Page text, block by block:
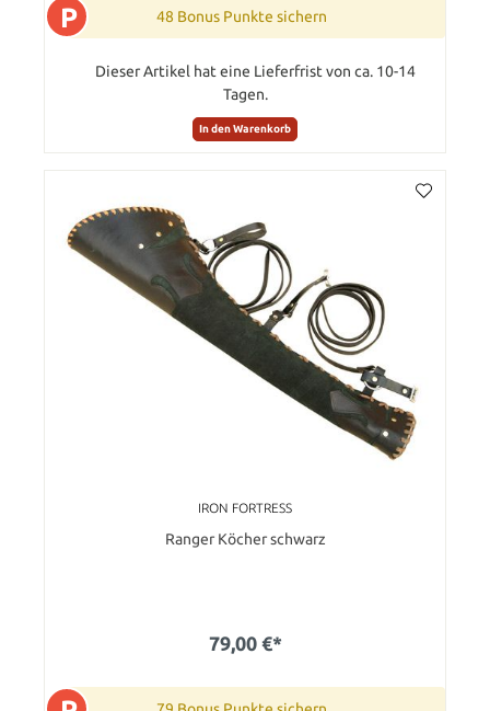
P 48 Bonus Punkte sichern
Dieser Artikel hat eine Lieferfrist von ca. 10-14
Tagen.
In den Warenkorb
IRON FORTRESS
Ranger Köcher schwarz
79,00 €*